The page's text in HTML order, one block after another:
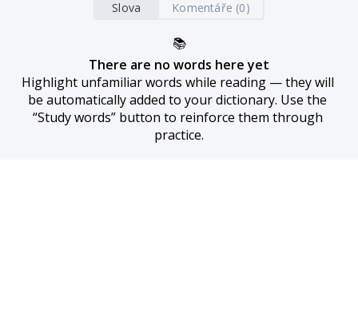
Slova Komentáře (0)
📚
There are no words here yet
Highlight unfamiliar words while reading — they will
be automatically added to your dictionary. Use the
“Study words” button to reinforce them through
practice.